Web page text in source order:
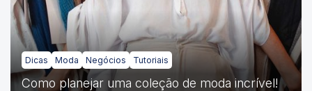
Dicas Moda Negócios Tutoriais
Como planejar uma coleção de moda incrível!